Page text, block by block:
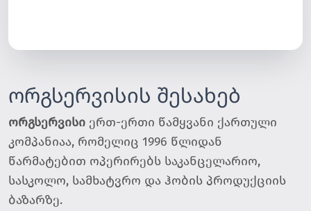
ორგსერვისის შესახებ
ორგსერვისი ერთ-ერთი წამყვანი ქართული
კომპანიაა, რომელიც 1996 წლიდან
წარმატებით ოპერირებს საკანცელარიო,
სასკოლო, სამხატვრო და ჰობის პროდუქციის
ბაზარზე.